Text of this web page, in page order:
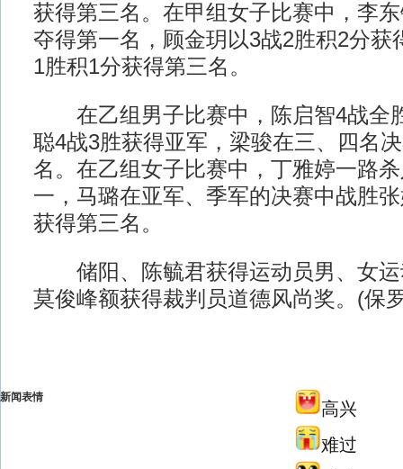
获得第三名。在甲组女子比赛中，李
夺得第一名，顾金玥以3战2胜积2分获
1胜积1分获得第三名。
在乙组男子比赛中，陈启智4战全
聪4战3胜获得亚军，梁骏在三、四名
名。在乙组女子比赛中，丁雅婷一路
一，马璐在亚军、季军的决赛中战胜
获得第三名。
储阳、陈毓君获得运动员男、女运
莫俊峰额获得裁判员道德风尚奖。(保
新闻表情
高兴
难过